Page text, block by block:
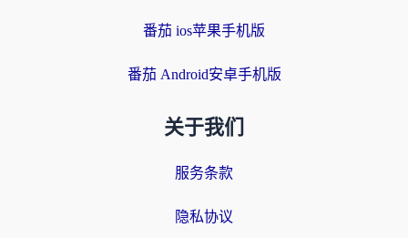
番茄 ios苹果手机版
番茄 Android安卓手机版
关于我们
服务条款
隐私协议